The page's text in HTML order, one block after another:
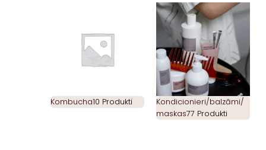
Kombucha10 Produkti
Kondicionieri/balzāmi/
maskas77 Produkti